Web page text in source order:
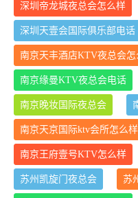
深圳帝龙城夜总会怎么样
深圳天壹会国际俱乐部电话
南京天丰酒店KTV夜总会怎
南京缘曼KTV夜总会电话
南京晚妆国际夜总会
南京天京国际ktv会所怎么样
南京王府壹号KTV怎么样
苏州凯旋门夜总会 苏